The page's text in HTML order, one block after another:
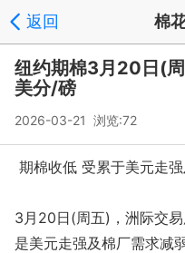
返回 棉
纽约期棉3月20日(
美分/磅
2026-03-21 浏览:72
期棉收低 受累于美元走
3月20日(周五)，洲际交
是美元走强及棉厂需求减